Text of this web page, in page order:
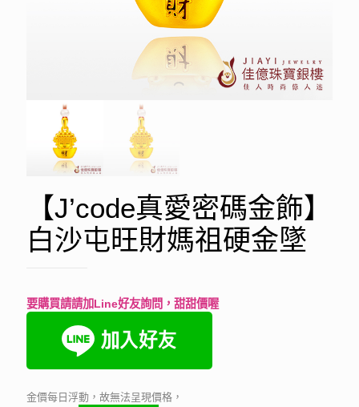
【J’code真愛密碼金飾】
白沙屯旺財媽祖硬金墜
要購買請請加Line好友詢問，甜甜價喔
金價每日浮動，故無法呈現價格，